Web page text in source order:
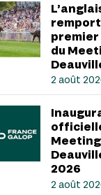
premier
du
2 août
2026
2 août